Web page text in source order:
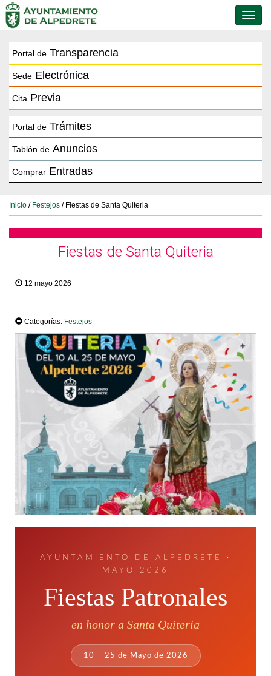
de
Portal de Transparencia
Sede Electrónica
Cita Previa
Portal de Trámites
Tablón de Anuncios
Comprar Entradas
Inicio / Festejos / Fiestas de Santa Quiteria
Fiestas de Santa Quiteria
12 mayo 2026
Categorías: Festejos
AYUNTAMIENTO DE ALPEDRETE ·
MAYO 2026
Fiestas Patronales
en honor a Santa Quiteria
10 – 25 de Mayo de 2026